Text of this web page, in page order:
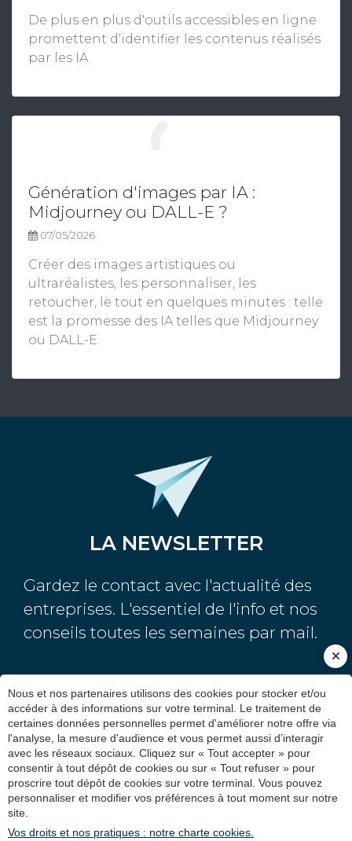
De plus en plus d'outils accessibles en ligne
promettent d'identifier les contenus réalisés
par les IA.
Génération d'images par IA :
Midjourney ou DALL-E ?
07/05/2026
Créer des images artistiques ou
ultraréalistes, les personnaliser, les
retoucher, le tout en quelques minutes : telle
est la promesse des IA telles que Midjourney
ou DALL-E.
LA NEWSLETTER
Gardez le contact avec l'actualité des
entreprises. L'essentiel de l'info et nos
conseils toutes les semaines par mail.
Plan du site
Mentions légales et RGPD
Gestion des cookies
Administration
Contactez-nous
Inscription newsletter
Nous et nos partenaires utilisons des cookies pour stocker et/ou
accéder à des informations sur votre terminal. Le traitement de
certaines données personnelles permet d'améliorer notre offre via
l'analyse, la mesure d'audience et vous permet aussi d’interagir
avec les réseaux sociaux. Cliquez sur « Tout accepter » pour
consentir à tout dépôt de cookies ou sur « Tout refuser » pour
proscrire tout dépôt de cookies sur votre terminal. Vous pouvez
personnaliser et modifier vos préférences à tout moment sur notre
site.
Vos droits et nos pratiques : notre charte cookies.